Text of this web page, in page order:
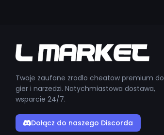
Twoje zaufane zrodlo cheatow premium do
gier i narzedzi. Natychmiastowa dostawa,
wsparcie 24/7.
Dołącz do naszego Discorda